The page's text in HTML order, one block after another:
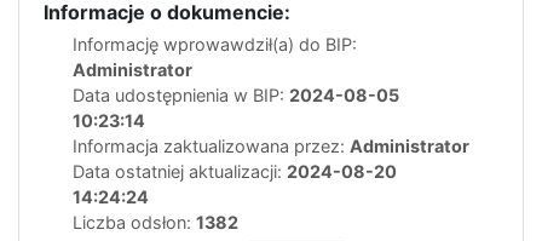
Informacje o dokumencie:
Informację wprowawdził(a) do BIP:
Administrator
Data udostępnienia w BIP: 2024-08-05
10:23:14
Informacja zaktualizowana przez: Administrator
Data ostatniej aktualizacji: 2024-08-20
14:24:24
Liczba odsłon: 1382